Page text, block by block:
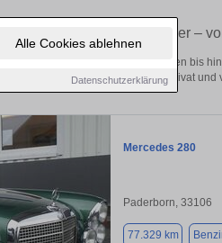
Alle Cookies ablehnen
Datenschutzerklärung
Ihren gebrauchten Oldtimer –
Fahrzeuge. Von Kleinwagen bis
in Bad Wünnenberg von privat und
Mercedes 280
Paderborn, 33106
77.329 km